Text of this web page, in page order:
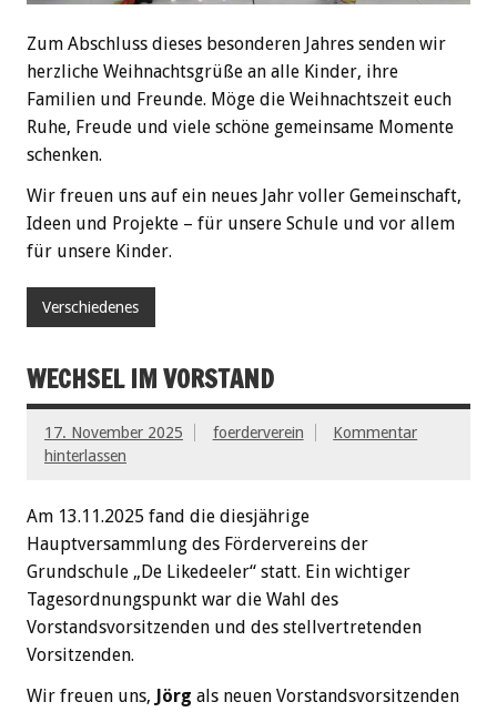
Zum Abschluss dieses besonderen Jahres senden wir
herzliche Weihnachtsgrüße an alle Kinder, ihre
Familien und Freunde. Möge die Weihnachtszeit euch
Ruhe, Freude und viele schöne gemeinsame Momente
schenken.
Wir freuen uns auf ein neues Jahr voller Gemeinschaft,
Ideen und Projekte – für unsere Schule und vor allem
für unsere Kinder.
Verschiedenes
WECHSEL IM VORSTAND
17. November 2025 foerderverein
Kommentar
hinterlassen
Am 13.11.2025 fand die diesjährige
Hauptversammlung des Fördervereins der
Grundschule „De Likedeeler“ statt. Ein wichtiger
Tagesordnungspunkt war die Wahl des
Vorstandsvorsitzenden und des stellvertretenden
Vorsitzenden.
Wir freuen uns,
Jörg als neuen Vorstandsvorsitzenden